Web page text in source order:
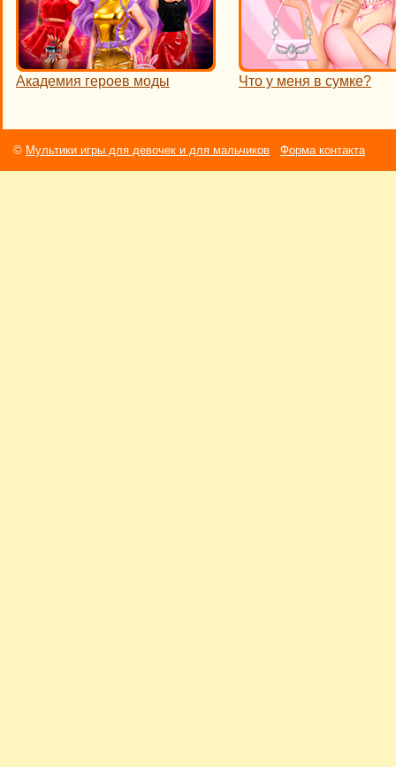
Академия героев моды Что у меня в сумке?
© Мультики игры для девочек и для мальчиков Форма контакта